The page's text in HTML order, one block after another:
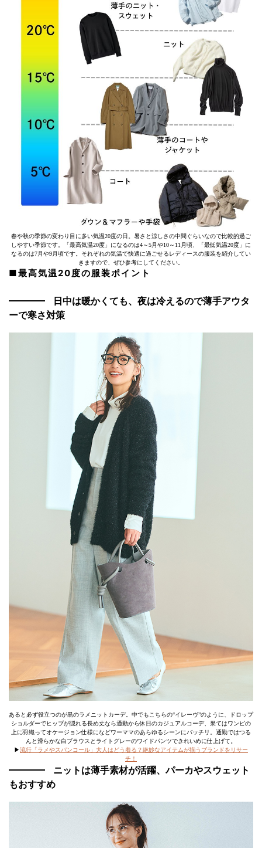
春や秋の季節の変わり目に多い気温20度の日。暑さと涼しさの中間ぐらいなので比較的過ご
しやすい季節です。「最高気温20度」になるのは4～5月や10～11月頃、「最低気温20度」に
なるのは7月や9月頃です。それぞれの気温で快適に過ごせるレディースの服装を紹介してい
きますので、ぜひ参考にしてください。
■最高気温20度の服装ポイント
日中は暖かくても、夜は冷えるので薄手アウタ
ーで寒さ対策
あると必ず役立つのが黒のラメニットカーデ。中でもこちらの“イレーヴ”のように、ドロップ
ショルダーでヒップが隠れる長め丈なら通勤から休日のカジュアルコーデ、果てはワンピの
上に羽織ってオケージョン仕様になどワーママのあらゆるシーンにバッチリ。通勤ではつる
んと滑らかな白ブラウスとライトグレーのワイドパンツできれいめに仕上げて。
▶流行「ラメやスパンコール」大人はどう着る？絶妙なアイテムが揃うブランドをリサー
チ！
ニットは薄手素材が活躍、パーカやスウェット
もおすすめ